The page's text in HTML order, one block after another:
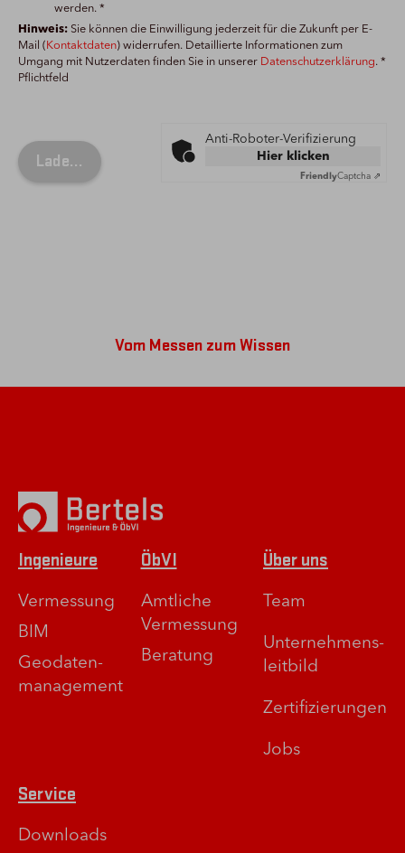
werden. *
Hinweis: Sie können die Einwilligung jederzeit für die Zukunft per E-
Mail ( Kontaktdaten) widerrufen. Detaillierte Informationen zum
Umgang mit Nutzerdaten finden Sie in unserer Datenschutzerklärung. *
Pflichtfeld
Anti-Roboter-Verifizierung
Hier klicken
FriendlyCaptcha ⇗
Vom Messen zum Wissen
Ingenieure
Vermessung
BIM
Geodaten­
management
ÖbVI
Amtliche
Vermessung
Beratung
Über uns
Team
Unternehmens­
leitbild
Zertifizierungen
Jobs
Service
Downloads